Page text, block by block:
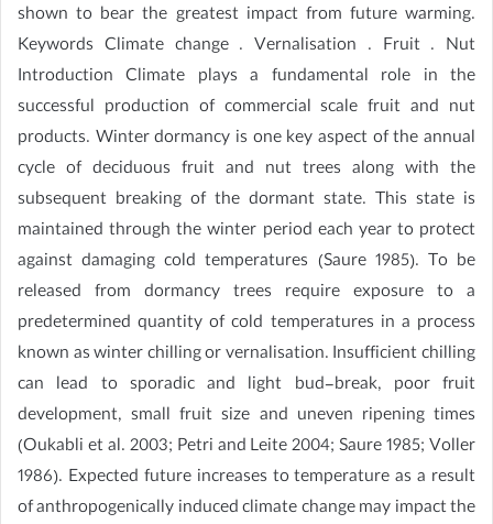
shown to bear the greatest impact from future warming.
Keywords Climate change . Vernalisation . Fruit . Nut
Introduction Climate plays a fundamental role in the
successful production of commercial scale fruit and nut
products. Winter dormancy is one key aspect of the annual
cycle of deciduous fruit and nut trees along with the
subsequent breaking of the dormant state. This state is
maintained through the winter period each year to protect
against damaging cold temperatures (Saure 1985). To be
released from dormancy trees require exposure to a
predetermined quantity of cold temperatures in a process
known as winter chilling or vernalisation. Insufficient chilling
can lead to sporadic and light bud-break, poor fruit
development, small fruit size and uneven ripening times
(Oukabli et al. 2003; Petri and Leite 2004; Saure 1985; Voller
1986). Expected future increases to temperature as a result
of anthropogenically induced climate change may impact the